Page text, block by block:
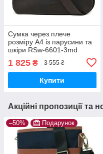
Сумка через плече
розміру А4 із парусини та
шкіри RSw-6601-3md
1 825 ₴ 3 555 ₴
Купити
Акційні пропозиції та
–50% Подарунок